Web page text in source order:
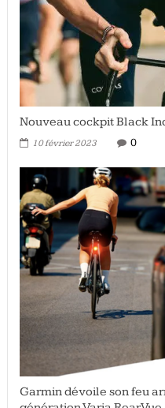
Nouveau cockpit Black
10 février 2023 0
Garmin dévoile son feu